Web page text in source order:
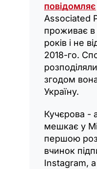
повідомляє
Associated
проживає в
років і не
2018-го.
згодом
Україну.
Кучєрова -
мешкає у
першою
вчинок
Instagram,